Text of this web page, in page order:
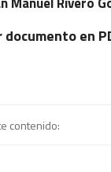
documento en
contenido: